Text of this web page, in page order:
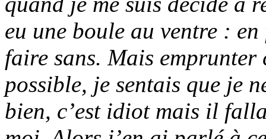
eu une boule au ventre :
faire sans. Mais emprunter
possible, je sentais que je
bien, c’est idiot mais il